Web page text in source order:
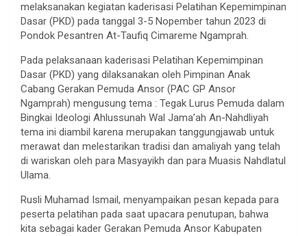
melaksanakan kegiatan kaderisasi Pelatihan Kepemimpinan
Dasar (PKD) pada tanggal 3-5 Nopember tahun 2023 di
Pondok Pesantren At-Taufiq Cimareme Ngamprah.
Pada pelaksanaan kaderisasi Pelatihan Kepemimpinan
Dasar (PKD) yang dilaksanakan oleh Pimpinan Anak
Cabang Gerakan Pemuda Ansor (PAC GP Ansor
Ngamprah) mengusung tema : Tegak Lurus Pemuda dalam
Bingkai Ideologi Ahlussunah Wal Jama’ah An-Nahdliyah
tema ini diambil karena merupakan tanggungjawab untuk
merawat dan melestarikan tradisi dan amaliyah yang telah
di wariskan oleh para Masyayikh dan para Muasis Nahdlatul
Ulama.
Rusli Muhamad Ismail, menyampaikan pesan kepada para
peserta pelatihan pada saat upacara penutupan, bahwa
kita sebagai kader Gerakan Pemuda Ansor Kabupaten